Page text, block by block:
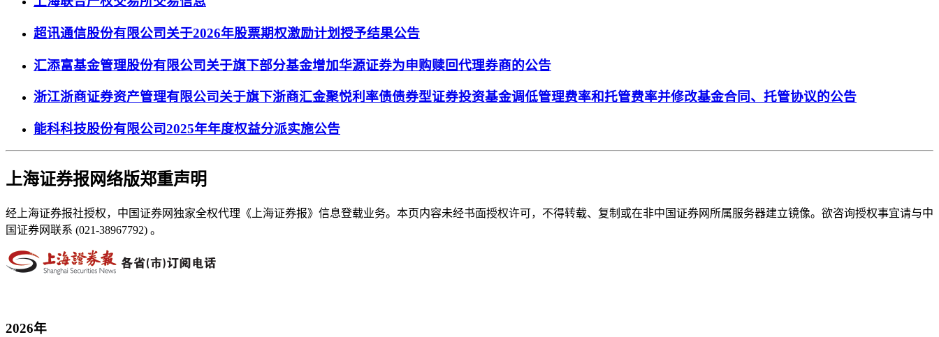
超讯通信股份有限公司关于2026年股票期权激励计划授予结果公告
汇添富基金管理股份有限公司关于旗下部分基金增加华源证券为申购赎回代理券商的公告
浙江浙商证券资产管理有限公司关于旗下浙商汇金聚悦利率债债券型证券投资基金调低管理费率和托管费率并修改基金合同、托管协议的公告
能科科技股份有限公司2025年年度权益分派实施公告
上海证券报网络版郑重声明
经上海证券报社授权，中国证券网独家全权代理《上海证券报》信息登载业务。本页内容未经书面授权许可，不得转载、复制或在非中国证券网所属服务器建立镜像。欲咨询授权事宜请与中
国证券网联系 (021-38967792) 。
2026年